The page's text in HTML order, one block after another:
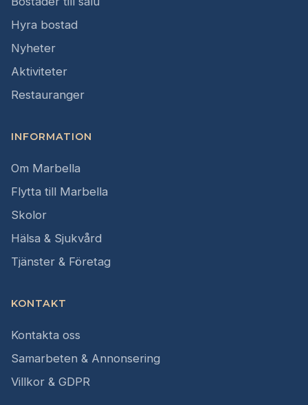
Hyra bostad
Nyheter
Aktiviteter
Restauranger
INFORMATION
Om Marbella
Flytta till Marbella
Skolor
Hälsa & Sjukvård
Tjänster & Företag
KONTAKT
Kontakta oss
Samarbeten & Annonsering
Villkor & GDPR